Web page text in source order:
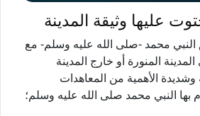
عليها وثيقة المدينة
النبي محمد -صلى الله عليه وسلم- مع
المنورة أو خارج المدينة
الأهمية من المعاهدات
بها النبي محمد صلى الله عليه وسلم؛